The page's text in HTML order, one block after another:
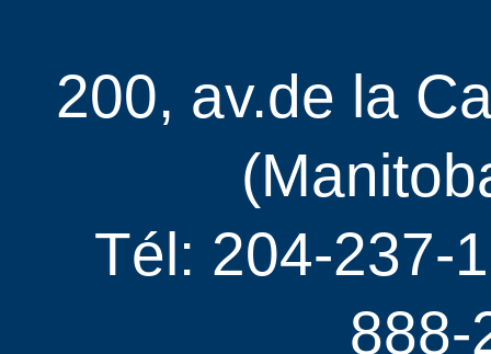
200, av.de la
Tél: 204-237-
888-